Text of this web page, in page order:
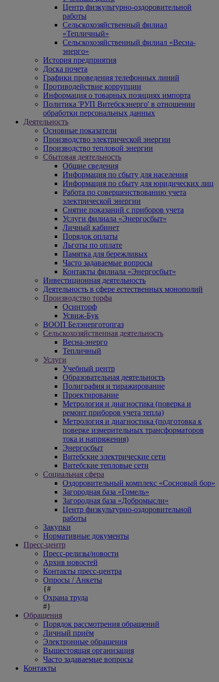
Центр физкультурно-оздоровительной
работы
Сельскохозяйственный филиал
«Тепличный»
Сельскохозяйственный филиал «Весна-
энерго»
История предприятия
Доска почета
Графики проведения телефонных линий
Противодействие коррупции
Информация о товарных позициях импорта
Политика 'РУП Витебскэнерго' в отношении
обработки персональных данных
Деятельность
Основные показатели
Производство электрической энергии
Производство тепловой энергии
Сбытовая деятельность
Общие сведения
Информация по сбыту для населения
Информация по сбыту для юридических лиц
Работа по совершенствованию учета
электрической энергии
Снятие показаний с приборов учета
Услуги филиала «Энергосбыт»
Личный кабинет
Порядок оплаты
Льготы по оплате
Памятка для бережливых
Часто задаваемые вопросы
Контакты филиала «Энергосбыт»
Инвестиционная деятельность
Деятельность в сфере естественных монополий
Производство торфа
Осинторф
Усвиж-Бук
ВООП Белэнерготопгаз
Сельскохозяйственная деятельность
Весна-энерго
Тепличный
Услуги
Учебный центр
Образовательная деятельность
Полиграфия и тиражирование
Проектирование
Метрология и диагностика (поверка и
ремонт приборов учета тепла)
Метрология и диагностика (подготовка к
поверке измерительных трансформаторов
тока и напряжения)
Энергосбыт
Витебские электрические сети
Витебские тепловые сети
Социальная сфера
Оздоровительный комплекс «Сосновый бор»
Загородная база «Гомель»
Загородная база «Добромысли»
Центр физкультурно-оздоровительной
работы
Закупки
Нормативные документы
Пресс-центр
Пресс-релизы/новости
Архив новостей
Контакты пресс-центра
Опросы / Анкеты
{#
Охрана труда
#}
Обращения
Порядок рассмотрения обращений
Личный приём
Электронные обращения
Вышестоящая организация
Часто задаваемые вопросы
Контакты